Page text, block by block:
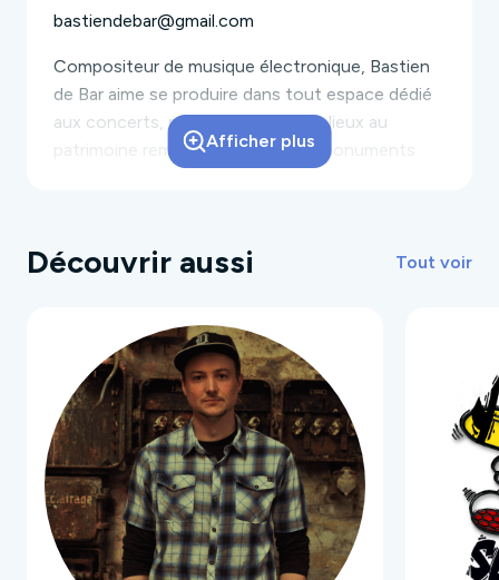
bastiendebar@gmail.com
Compositeur de musique électronique, Bastien
de Bar aime se produire dans tout espace dédié
aux concerts, mais aussi dans des lieux au
patrimoine remarquable: musées, monuments
exergue certains monuments via sa musique, ce
musique s'adapte au lieu qui l'accueille en
incorporant dans ses sets des sons se
rapportant à l'activité ou à l'histoire du site. Il a
déjà collaboré à la valorisation de certains lieux
culturels : le centre d'art contemporain de La
Chapelle à Clairefontaine (78), l'église de
Marville-Moutiers-Brûlé (28) ou encore la
Médiathèque des Mureaux (78). Relayés sur les
réseaux sociaux en faisant une captation du
Afficher plus
Découvrir aussi Tout voir